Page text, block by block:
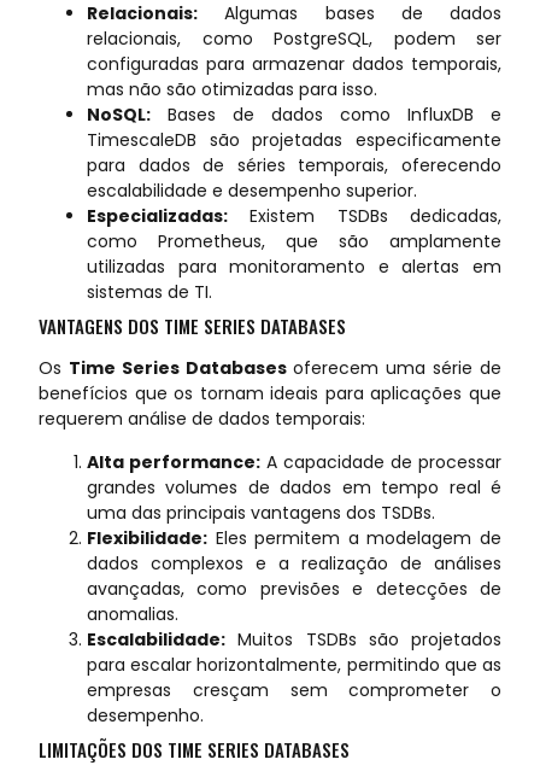
Relacionais: Algumas bases de dados
relacionais, como PostgreSQL, podem ser
configuradas para armazenar dados temporais,
mas não são otimizadas para isso.
NoSQL: Bases de dados como InfluxDB e
TimescaleDB são projetadas especificamente
para dados de séries temporais, oferecendo
escalabilidade e desempenho superior.
Especializadas: Existem TSDBs dedicadas,
como Prometheus, que são amplamente
utilizadas para monitoramento e alertas em
sistemas de TI.
VANTAGENS DOS TIME SERIES DATABASES
Os Time Series Databasesoferecem uma série de
benefícios que os tornam ideais para aplicações que
requerem análise de dados temporais:
Alta performance: A capacidade de processar
grandes volumes de dados em tempo real é
uma das principais vantagens dos TSDBs.
Flexibilidade: Eles permitem a modelagem de
dados complexos e a realização de análises
avançadas, como previsões e detecções de
anomalias.
Escalabilidade: Muitos TSDBs são projetados
para escalar horizontalmente, permitindo que as
empresas cresçam sem comprometer o
desempenho.
LIMITAÇÕES DOS TIME SERIES DATABASES